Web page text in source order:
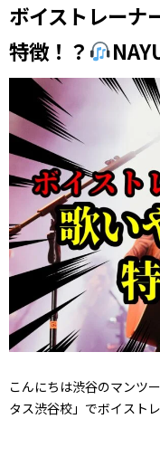
ボイストレーナ
特徴！？
こんにちは渋谷のマンツ
タス渋谷校」でボイスト